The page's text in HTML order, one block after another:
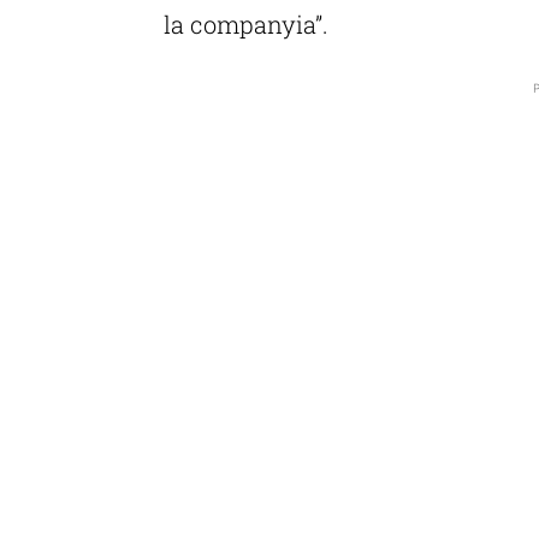
la companyia”.